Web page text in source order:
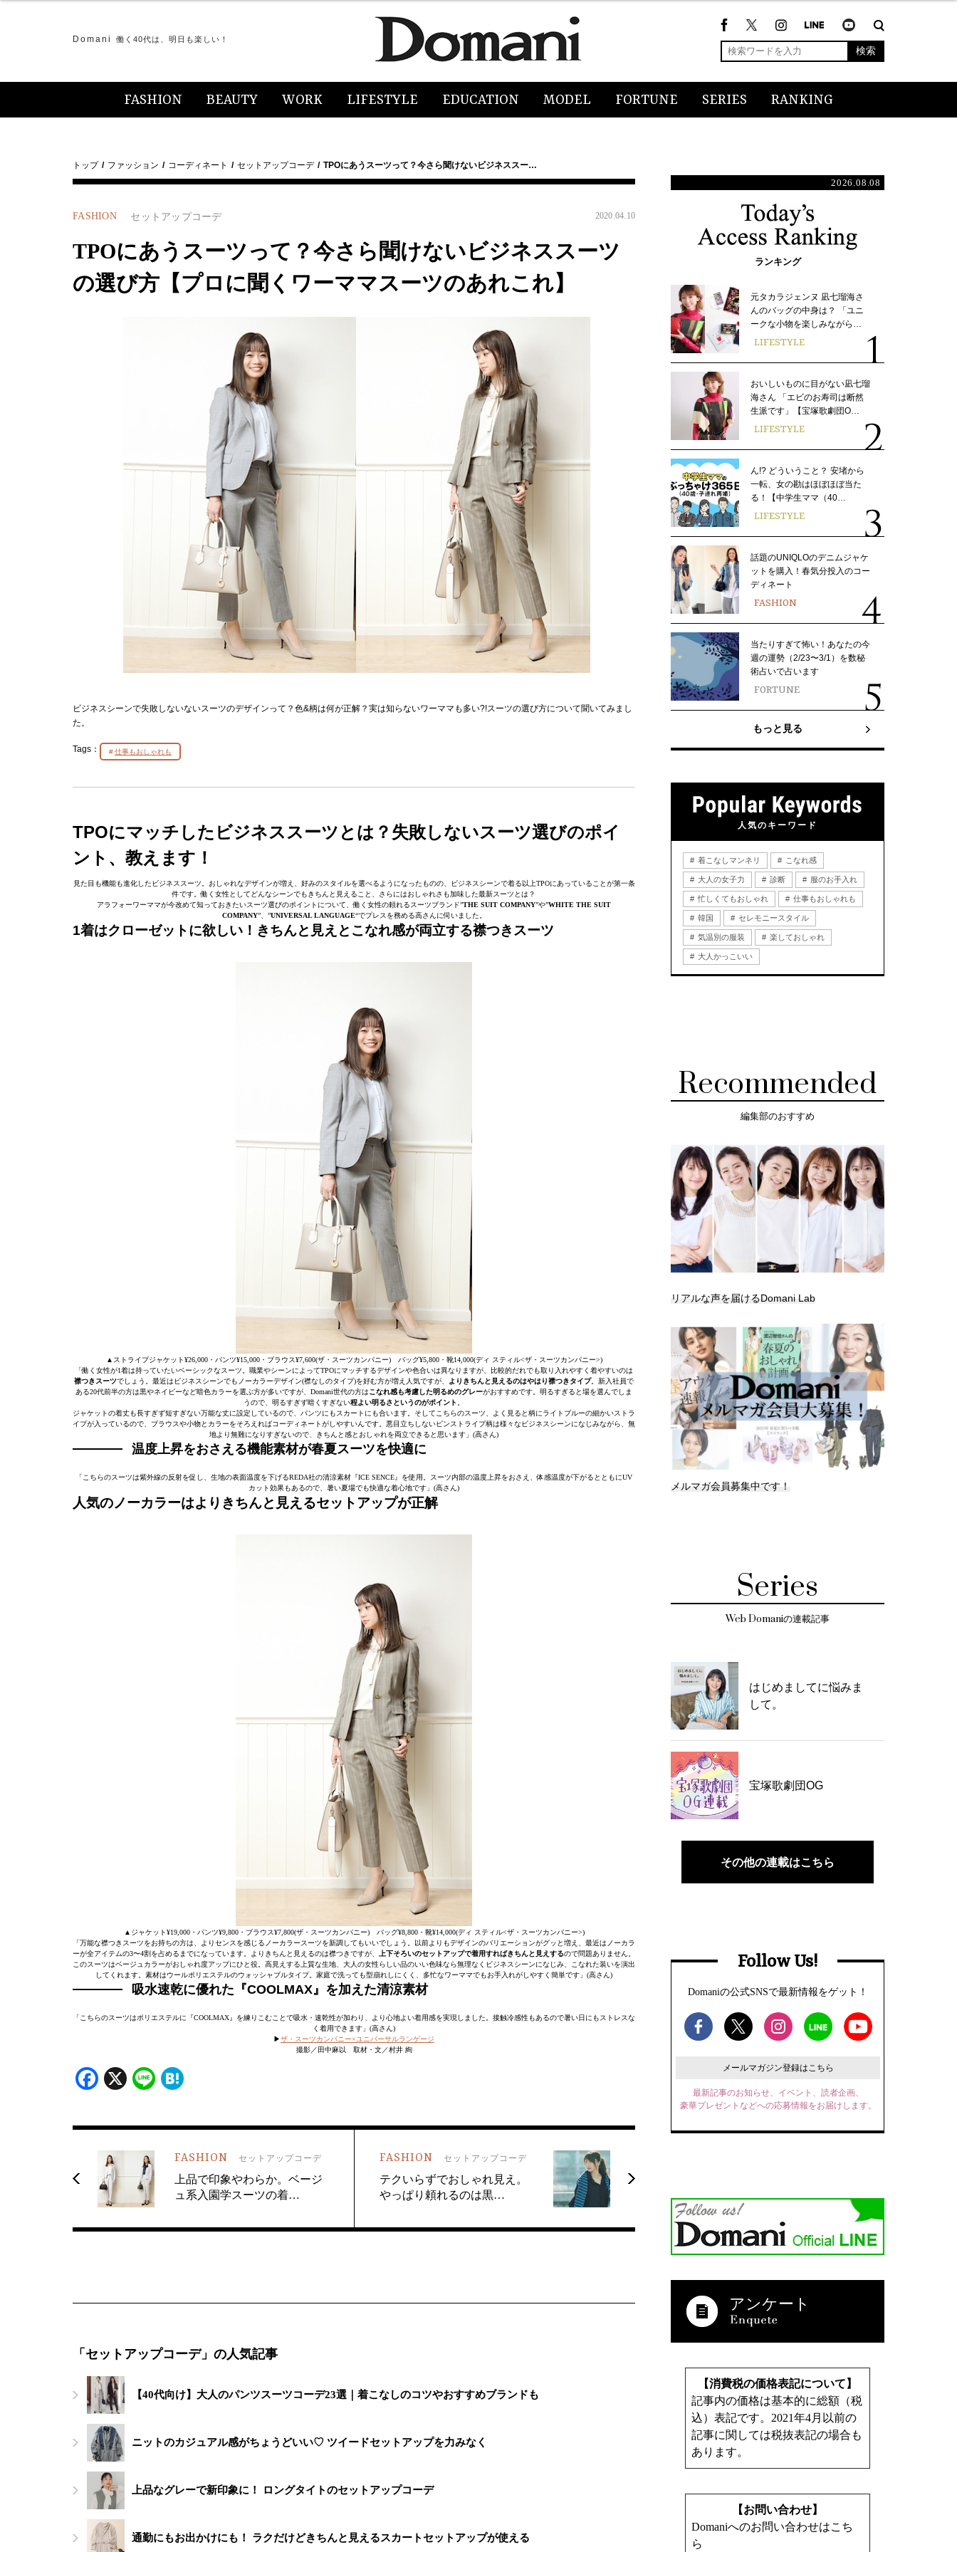
Domani 働く40代は、明日も楽しい！
検索
FASHION BEAUTY WORK LIFESTYLE EDUCATION MODEL FORTUNE SERIES RANKING
トップ ファッション コーディネート セットアップコーデ TPOにあうスーツって？今さら聞けないビジネススー…
FASHION セットアップコーデ 2020.04.10
TPOにあうスーツって？今さら聞けないビジネススーツ
の選び方【プロに聞くワーママスーツのあれこれ】
ビジネスシーンで失敗しないないスーツのデザインって？色&柄は何が正解？実は知らないワーママも多い?!スーツの選び方について聞いてみまし
た。
Tags： 仕事もおしゃれも
TPOにマッチしたビジネススーツとは？失敗しないスーツ選びのポイ
ント、教えます！
見た目も機能も進化したビジネススーツ。おしゃれなデザインが増え、好みのスタイルを選べるようになったものの、ビジネスシーンで着る以上TPOにあっていることが第一条
件です。働く女性としてどんなシーンでもきちんと見えること、さらにはおしゃれさも加味した最新スーツとは？
アラフォーワーママが今改めて知っておきたいスーツ選びのポイントについて、働く女性の頼れるスーツブランド”THE SUIT COMPANY”や”WHITE THE SUIT
COMPANY”、”UNIVERSAL LANGUAGE“でプレスを務める高さんに伺いました。
1着はクローゼットに欲しい！きちんと見えとこなれ感が両立する襟つきスーツ
▲ストライプジャケット¥26,000・パンツ¥15,000・ブラウス¥7,600(ザ・スーツカンパニー) バッグ¥5,800・靴14,000(ディ スティル<ザ・スーツカンパニー>)
「働く女性が1着は持っていたいベーシックなスーツ。職業やシーンによってTPOにマッチするデザインや色合いは異なりますが、比較的だれでも取り入れやすく着やすいのは
襟つきスーツでしょう。最近はビジネスシーンでもノーカラーデザイン(襟なしのタイプ)を好む方が増え人気ですが、 よりきちんと見えるのはやはり襟つきタイプ。新入社員で
ある20代前半の方は黒やネイビーなど暗色カラーを選ぶ方が多いですが、Domani世代の方はこなれ感も考慮した明るめのグレーがおすすめです。明るすぎると場を選んでしま
うので、明るすぎず暗くすぎない程よい明るさというのがポイント
ジャケットの着丈も長すぎず短すぎない万能な丈に設定しているので、パンツにもスカートにも合います。そしてこちらのスーツ、よく見ると柄にライトブルーの細かいストラ
イプが入っているので、ブラウスや小物とカラーをそろえればコーディネートがしやすいんです。悪目立ちしないピンストライプ柄は様々なビジネスシーンになじみながら、無
地より無難になりすぎないので、きちんと感とおしゃれを両立できると思います」(高さん)
温度上昇をおさえる機能素材が春夏スーツを快適に
「こちらのスーツは紫外線の反射を促し、生地の表面温度を下げるREDA社の清涼素材『ICE SENCE』を使用。スーツ内部の温度上昇をおさえ、体感温度が下がるとともにUV
カット効果もあるので、暑い夏場でも快適な着心地です」(高さん)
人気のノーカラーはよりきちんと見えるセットアップが正解
▲ジャケット¥19,000・パンツ¥9,800・ブラウス¥7,800(ザ・スーツカンパニー) バッグ¥8,800・靴¥14,000(ディ スティル<ザ・スーツカンパニー>)
「万能な襟つきスーツをお持ちの方は、よりセンスを感じるノーカラースーツを新調してもいいでしょう。以前よりもデザインのバリエーションがグッと増え、最近はノーカラ
ーが全アイテムの3〜4割を占めるまでになっています。よりきちんと見えるのは襟つきですが、
上下そろいのセットアップで着用すればきちんと見えするので問題ありません。
このスーツはベージュカラーがおしゃれ度アップにひと役。高見えする上質な生地、大人の女性らしい品のいい色味なら無理なくビジネスシーンになじみ、こなれた装いを演出
してくれます。素材はウールポリエステルのウォッシャブルタイプ。家庭で洗っても型崩れしにくく、多忙なワーママでもお手入れがしやすく簡単です」(高さん)
吸水速乾に優れた『COOLMAX』を加えた清涼素材
「こちらのスーツはポリエステルに『COOLMAX』を練りこむことで吸水・速乾性が加わり、より心地よい着用感を実現しました。接触冷感性もあるので暑い日にもストレスな
く着用できます」(高さん)
▶︎ザ・スーツカンパニー×ユニバーサルランゲージ
撮影／田中麻以 取材・文／村井 絢
Facebook
X Line
FASHION セットアップコーデ
上品で印象やわらか。ベージ
ュ系入園学スーツの着…
FASHION セットアップコーデ
テクいらずでおしゃれ見え。
やっぱり頼れるのは黒…
「セットアップコーデ」の人気記事
【40代向け】大人のパンツスーツコーデ23選｜着こなしのコツやおすすめブランドも
ニットのカジュアル感がちょうどいい♡ ツイードセットアップを力みなく
上品なグレーで新印象に！ ロングタイトのセットアップコーデ
通勤にもお出かけにも！ ラクだけどきちんと見えるスカートセットアップが使える
2026.08.08
ランキング
元タカラジェンヌ 凪七瑠海さ
んのバッグの中身は？ 「ユニ
ークな小物を楽しみながら…
LIFESTYLE
おいしいものに目がない凪七瑠
海さん 「エビのお寿司は断然
生派です」【宝塚歌劇団O…
LIFESTYLE
ん!? どういうこと？ 安堵から
一転、女の勘はほぼほぼ当た
る！【中学生ママ（40…
LIFESTYLE
話題のUNIQLOのデニムジャケ
ットを購入！春気分投入のコー
ディネート
FASHION
当たりすぎて怖い！あなたの今
週の運勢（2/23〜3/1）を数秘
術占いで占います
FORTUNE
もっと見る
人気のキーワード
着こなしマンネリ こなれ感
大人の女子力 診断 服のお手入れ
忙しくてもおしゃれ 仕事もおしゃれも
韓国 セレモニースタイル
気温別の服装 楽しておしゃれ
大人かっこいい
Recommended
編集部のおすすめ
リアルな声を届けるDomani Lab
メルマガ会員募集中です！
Series
Web Domaniの連載記事
はじめましてに悩みま
して。
宝塚歌劇団OG
その他の連載はこちら
Follow Us!
Domaniの公式SNSで最新情報をゲット！
メールマガジン登録はこちら
最新記事のお知らせ、イベント、読者企画、
豪華プレゼントなどへの応募情報をお届けします。
アンケート
【消費税の価格表記について】
記事内の価格は基本的に総額（税
込）表記です。2021年4月以前の
記事に関しては税抜表記の場合も
あります。
【お問い合わせ】
Domaniへのお問い合わせはこち
ら